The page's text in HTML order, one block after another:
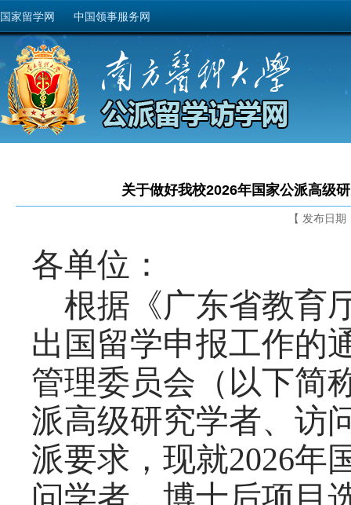
国家留学网 中国领事服务网
关于做好我校2026年国家公派高级
【 发布日
各单位：
根据《广东省教育
出国留学申报工作的
管理委员会（以下简
派高级研究学者、访
派要求，现就2026年